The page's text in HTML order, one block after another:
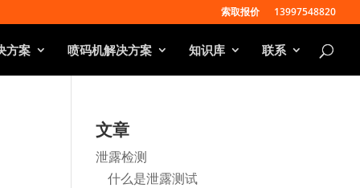
索取报价 13997548820
方案 喷码机解决方案 知识库 联系
文章
泄露检测
什么是泄露测试